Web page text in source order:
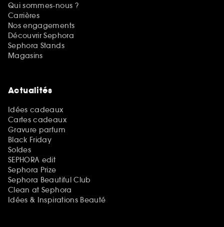
Qui sommes-nous ?
Carrières
Nos engagements
Découvrir Sephora
Sephora Stands
Magasins
Actualités
Idées cadeaux
Cartes cadeaux
Gravure parfum
Black Friday
Soldes
SEPHORA edit
Sephora Prize
Sephora Beautiful Club
Clean at Sephora
Idées & Inspirations Beauté